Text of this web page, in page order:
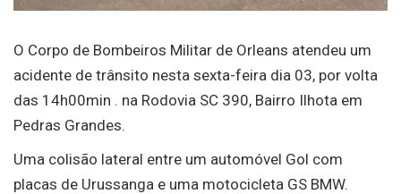
O Corpo de Bombeiros Militar de Orleans atendeu um
acidente de trânsito nesta sexta-feira dia 03, por volta
das 14h00min . na Rodovia SC 390, Bairro Ilhota em
Pedras Grandes.
Uma colisão lateral entre um automóvel Gol com
placas de Urussanga e uma motocicleta GS BMW.